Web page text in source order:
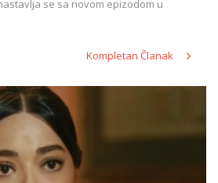
se sa novom epizodom u
Kompletan Članak